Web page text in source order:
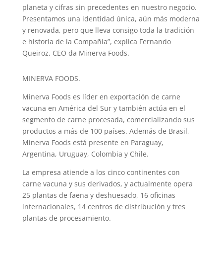
planeta y cifras sin precedentes en nuestro negocio.
Presentamos una identidad única, aún más moderna
y renovada, pero que lleva consigo toda la tradición
e historia de la Compañía”, explica Fernando
Queiroz, CEO da Minerva Foods.
MINERVA FOODS.
Minerva Foods es líder en exportación de carne
vacuna en América del Sur y también actúa en el
segmento de carne procesada, comercializando sus
productos a más de 100 países. Además de Brasil,
Minerva Foods está presente en Paraguay,
Argentina, Uruguay, Colombia y Chile.
La empresa atiende a los cinco continentes con
carne vacuna y sus derivados, y actualmente opera
25 plantas de faena y deshuesado, 16 oficinas
internacionales, 14 centros de distribución y tres
plantas de procesamiento.